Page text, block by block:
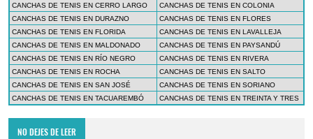
CANCHAS DE TENIS EN CERRO LARGO
CANCHAS DE TENIS EN COLONIA
CANCHAS DE TENIS EN DURAZNO
CANCHAS DE TENIS EN FLORES
CANCHAS DE TENIS EN FLORIDA
CANCHAS DE TENIS EN LAVALLEJA
CANCHAS DE TENIS EN MALDONADO
CANCHAS DE TENIS EN PAYSANDÚ
CANCHAS DE TENIS EN RÍO NEGRO
CANCHAS DE TENIS EN RIVERA
CANCHAS DE TENIS EN ROCHA
CANCHAS DE TENIS EN SALTO
CANCHAS DE TENIS EN SAN JOSÉ
CANCHAS DE TENIS EN SORIANO
CANCHAS DE TENIS EN TACUAREMBÓ
CANCHAS DE TENIS EN TREINTA Y TRES
NO DEJES DE LEER